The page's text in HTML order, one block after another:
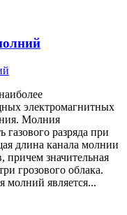
электромагнитных
Молния
газового разряда при
длина канала молнии
причем значительная
грозового облака.
является...